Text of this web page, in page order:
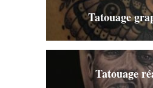
Tatouage
Tatouage